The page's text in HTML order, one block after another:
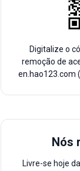
Digitalize o
remoção de
en.hao123.com
Nós
Livre-se hoje